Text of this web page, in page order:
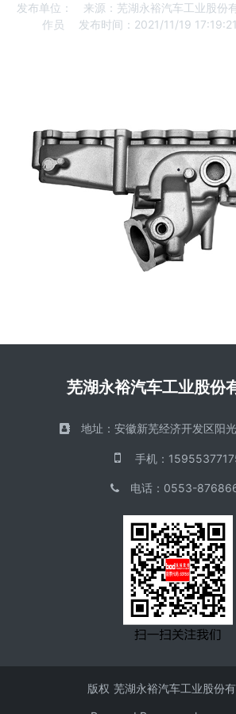
发布单位： 来源：芜湖永裕汽车工业股份
作员
发布时间：2021/11/19 17:19:21
芜湖永裕汽车工业股份
地址： 安徽新芜经济开发区阳
手机 ：
电话： 0553-
版权 芜湖永裕汽车工业股份